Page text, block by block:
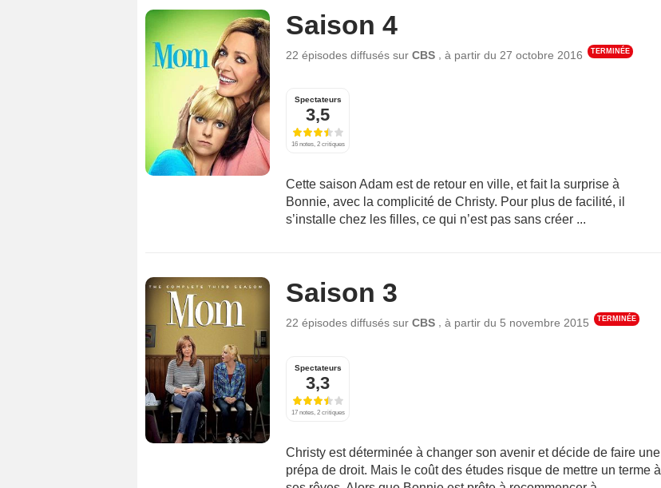
Saison 4
22 épisodes diffusés sur CBS à partir du 27 octobre 2016 TERMINÉE
Spectateurs
3,5
16 notes, 2 critiques
Cette saison Adam est de retour en ville, et fait la surprise à
Bonnie, avec la complicité de Christy. Pour plus de facilité, il
s’installe chez les filles, ce qui n’est pas sans créer ...
Saison 3
22 épisodes diffusés sur CBS , à partir du 5 novembre 2015 TERMINÉE
Spectateurs
3,3
17 notes, 2 critiques
Christy est déterminée à changer son avenir et décide de faire une
prépa de droit. Mais le coût des études risque de mettre un terme à